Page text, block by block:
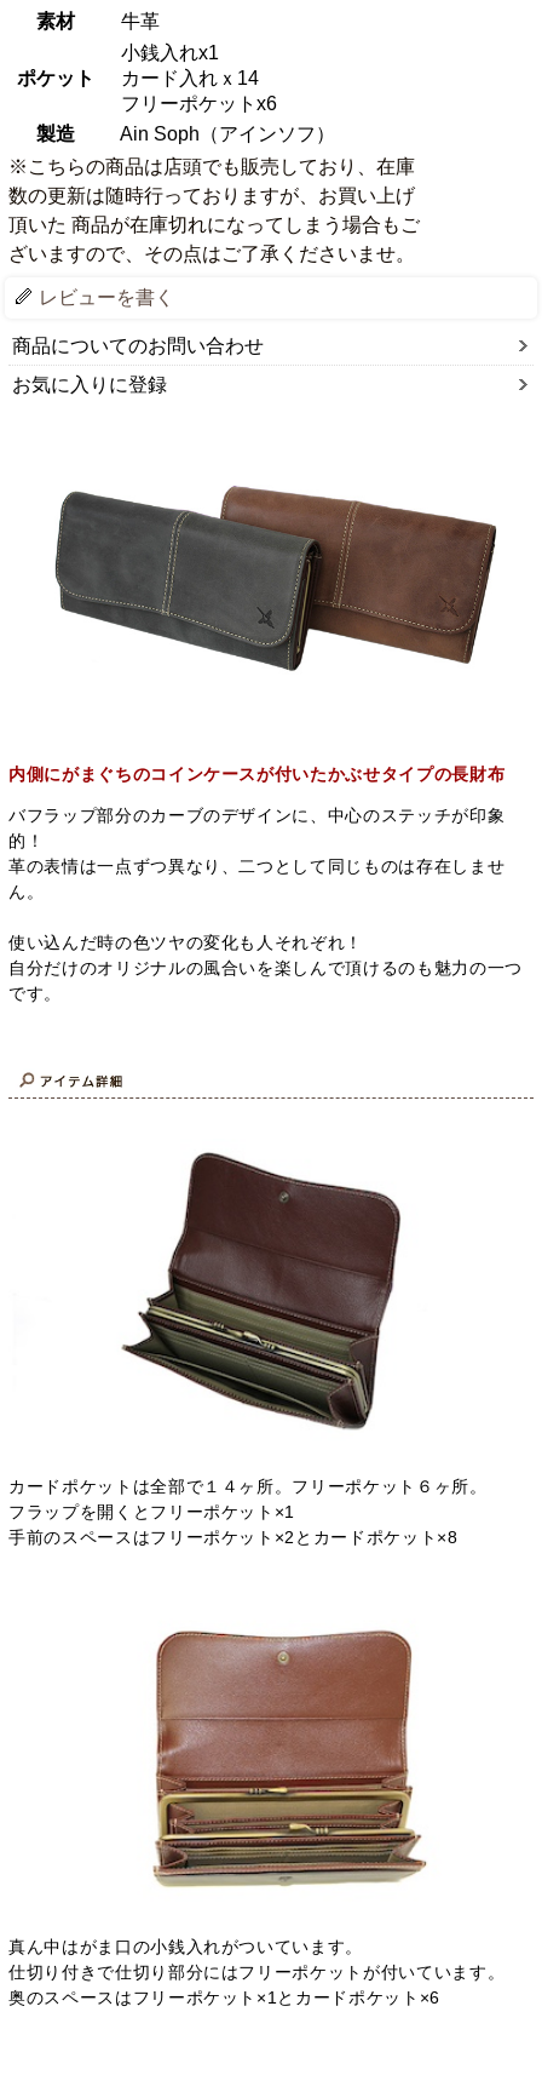
素材
牛革
ポケット
小銭入れx1
カード入れｘ14
フリーポケットx6
製造
Ain Soph（アインソフ）
※こちらの商品は店頭でも販売しており、在庫
数の更新は随時行っておりますが、お買い上げ
頂いた 商品が在庫切れになってしまう場合もご
ざいますので、その点はご了承くださいませ。
レビューを書く
商品についてのお問い合わせ
お気に入りに登録
内側にがまぐちのコインケースが付いたかぶせタイプの長財布
バフラップ部分のカーブのデザインに、中心のステッチが印象
的！
革の表情は一点ずつ異なり、二つとして同じものは存在しませ
ん。
使い込んだ時の色ツヤの変化も人それぞれ！
自分だけのオリジナルの風合いを楽しんで頂けるのも魅力の一つ
です。
カードポケットは全部で１４ヶ所。フリーポケット６ヶ所。
フラップを開くとフリーポケット×1
手前のスペースはフリーポケット×2とカードポケット×8
真ん中はがま口の小銭入れがついています。
仕切り付きで仕切り部分にはフリーポケットが付いています。
奥のスペースはフリーポケット×1とカードポケット×6